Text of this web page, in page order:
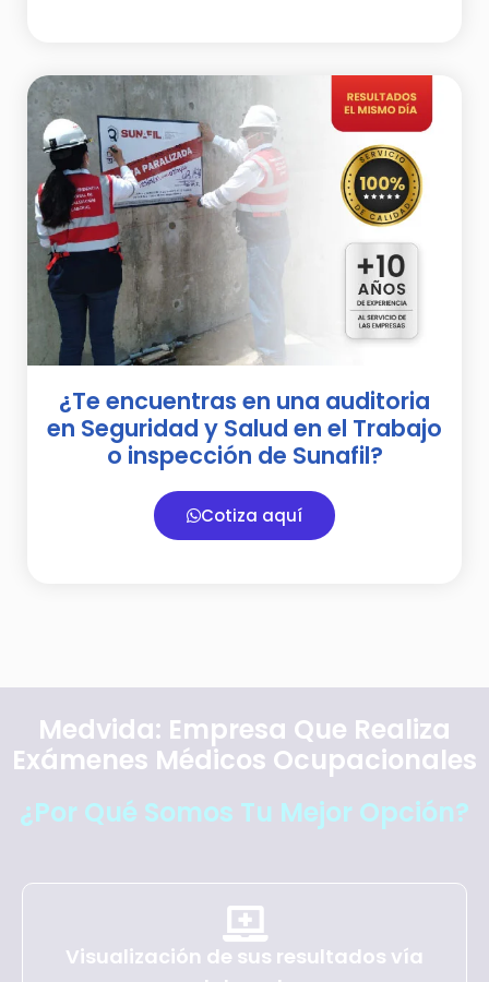
¿Te encuentras en una auditoria
en Seguridad y Salud en el Trabajo
o inspección de Sunafil?
Cotiza aquí
Medvida: Empresa Que Realiza
Exámenes Médicos Ocupacionales
¿Por Qué Somos Tu Mejor Opción?
Visualización de sus resultados vía